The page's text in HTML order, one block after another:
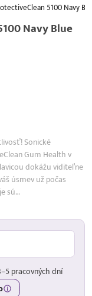
5100 Navy
Navy Blue
Sonické
Gum Health v
dokážu viditeľne
úsmev už počas
sú…
pracovných dní